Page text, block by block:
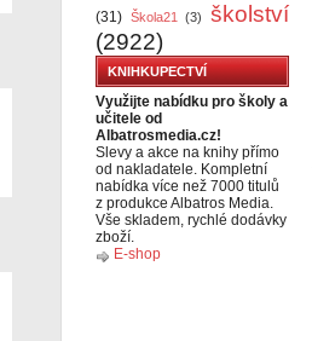
(31) Škola21 (3)
školství
(2922)
KNIHKUPECTVÍ
Využijte nabídku pro školy a
učitele od
Albatrosmedia.cz!
Slevy a akce na knihy přímo
od nakladatele. Kompletní
nabídka více než 7000 titulů
z produkce Albatros Media.
Vše skladem, rychlé dodávky
zboží.
E-shop